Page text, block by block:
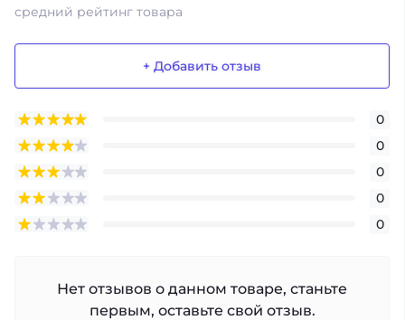
средний рейтинг товара
+ Добавить отзыв
0
0
0
0
0
Нет отзывов о данном товаре, станьте
первым, оставьте свой отзыв.